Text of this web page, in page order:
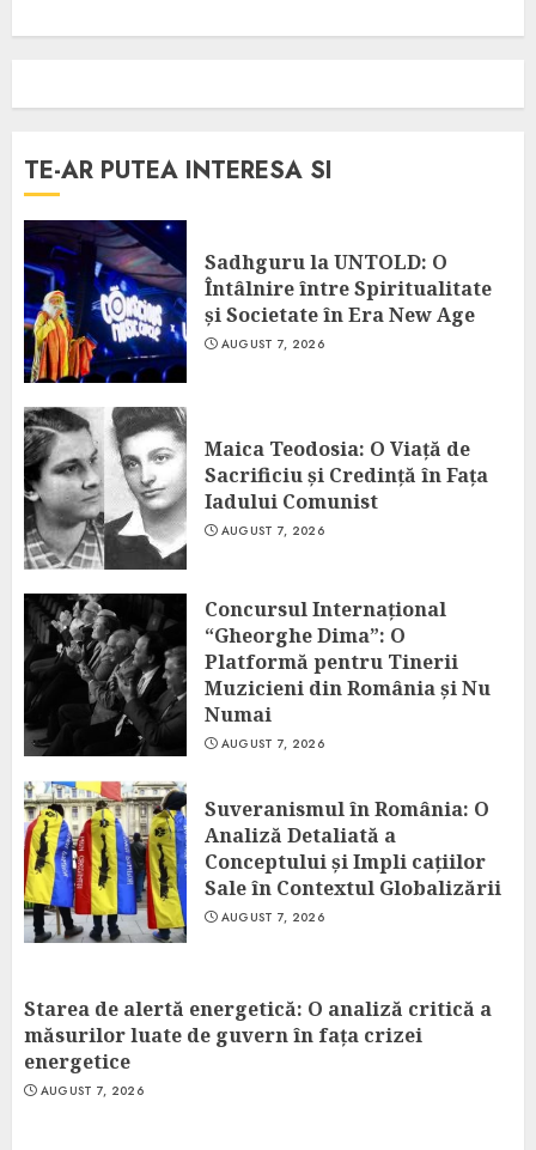
TE-AR PUTEA INTERESA SI
Sadhguru la UNTOLD: O
Întâlnire între Spiritualitate
și Societate în Era New Age
AUGUST 7, 2026
Maica Teodosia: O Viață de
Sacrificiu și Credință în Fața
Iadului Comunist
AUGUST 7, 2026
Concursul Internațional
“Gheorghe Dima”: O
Platformă pentru Tinerii
Muzicieni din România și Nu
Numai
AUGUST 7, 2026
Suveranismul în România: O
Analiză Detaliată a
Conceptului și Impli cațiilor
Sale în Contextul Globalizării
AUGUST 7, 2026
Starea de alertă energetică: O analiză critică a
măsurilor luate de guvern în fața crizei
energetice
AUGUST 7, 2026